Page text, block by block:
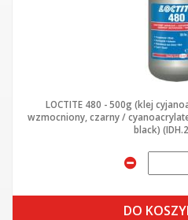
LOCTITE 480 - 500g (klej
wzmocniony, czarny /
black)
DO